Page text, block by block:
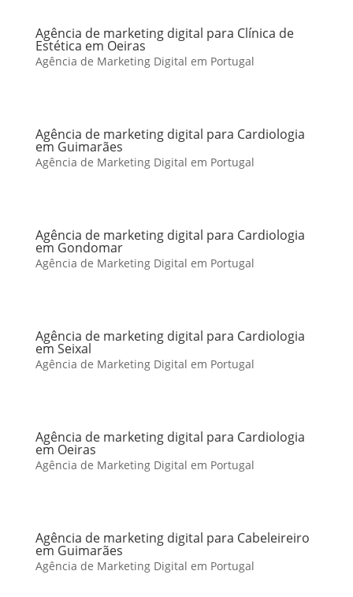
Agência de marketing digital para Clínica de
Estética em Oeiras
Agência de Marketing Digital em Portugal
Agência de marketing digital para Cardiologia
em Guimarães
Agência de Marketing Digital em Portugal
Agência de marketing digital para Cardiologia
em Gondomar
Agência de Marketing Digital em Portugal
Agência de marketing digital para Cardiologia
em Seixal
Agência de Marketing Digital em Portugal
Agência de marketing digital para Cardiologia
em Oeiras
Agência de Marketing Digital em Portugal
Agência de marketing digital para Cabeleireiro
em Guimarães
Agência de Marketing Digital em Portugal